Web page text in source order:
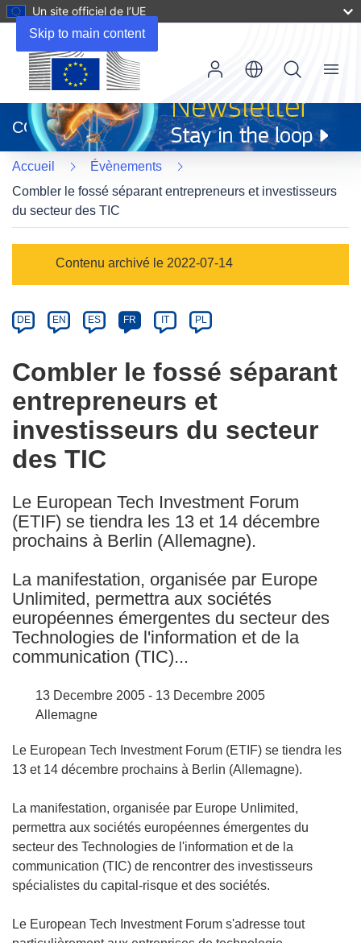
Skip to main content
Un site officiel de l’UE
dans
une
nouvelle
fenêtre)
CORDIS
Menu
Accueil
Évènements
Combler le fossé séparant entrepreneurs et investisseurs
du secteur des TIC
category
Contenu archivé le 2022-07-14
Article
available
the
following
languages:
DE EN ES FR IT PL
Combler le fossé séparant
entrepreneurs et
investisseurs du secteur
des TIC
Le European Tech Investment Forum
(ETIF) se tiendra les 13 et 14 décembre
prochains à Berlin (Allemagne).
La manifestation, organisée par Europe
Unlimited, permettra aux sociétés
européennes émergentes du secteur des
Technologies de l'information et de la
communication (TIC)...
13 Decembre 2005 - 13 Decembre 2005
Allemagne
Le European Tech Investment Forum (ETIF) se tiendra les
13 et 14 décembre prochains à Berlin (Allemagne).
La manifestation, organisée par Europe Unlimited,
permettra aux sociétés européennes émergentes du
secteur des Technologies de l'information et de la
communication (TIC) de rencontrer des investisseurs
spécialistes du capital-risque et des sociétés.
Le European Tech Investment Forum s'adresse tout